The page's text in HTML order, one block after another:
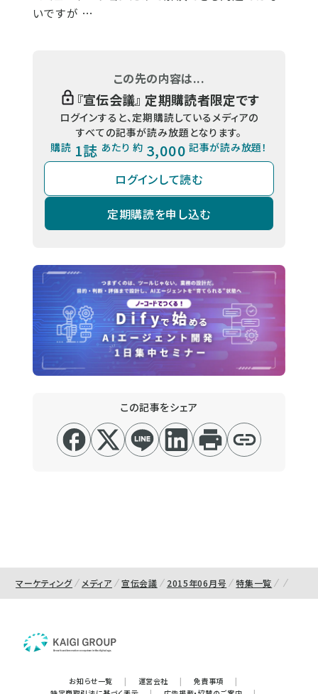
いですが …
この先の内容は...
『宣伝会議』 定期購読者限定です
ログインすると、定期購読しているメディアの
すべての記事が読み放題となります。
購読 1誌 あたり 約 3,000 記事が読み放題！
ログインして読む
定期購読を申し込む
この記事をシェア
マーケティング メディア 宣伝会議 2015年06月号 特集一覧
お知らせ一覧 | 運営会社 | 免責事項
|